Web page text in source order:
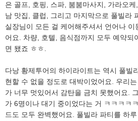
은 골프, 호핑, 스파, 붐붐마사지, 가라오
남 맛집, 클럽, 그리고 마지막으로 풀빌라
실장님이 모든 걸 케어해주셔서 언어나 이
어요. 차량, 호텔, 음식점까지 모두 예약되
면 됐죠 ㅎㅎ.
다낭 황제투어의 하이라이트는 역시 풀빌
현할 수 없을 정도로 대박이었어요. 우리
가 너무 멋있어서 감탄을 금치 못했어요.
가 6명이나 대기 중이었다는 거 ㅋㅋㅋㅋ
드도 모두 완벽했어요. 풀빌라 파티를 하